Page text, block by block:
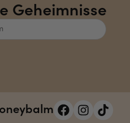
Geheimnisse